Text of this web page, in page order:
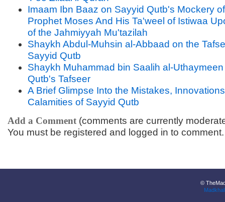
Imaam Ibn Baaz on Sayyid Qutb's Mockery
Prophet Moses And His Ta'weel of Istiwaa
of the Jahmiyyah Mu'tazilah
Shaykh Abdul-Muhsin al-Abbaad on the
Sayyid Qutb
Shaykh Muhammad bin Saalih al-
Qutb's Tafseer
A Brief Glimpse Into the Mistakes,
Calamities of Sayyid Qutb
Add a Comment (comments are currently
You must be registered and logged in to comment.
©